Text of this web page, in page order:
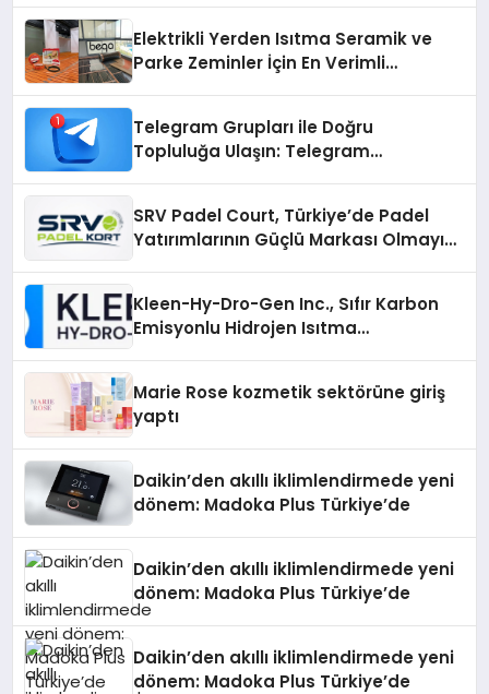
Elektrikli Yerden Isıtma Seramik ve
Parke Zeminler İçin En Verimli
Telegram Grupları ile Doğru
Topluluğa Ulaşın: Telegram
SRV Padel Court, Türkiye’de Padel
Yatırımlarının Güçlü Markası Olmayı
Kleen-Hy-Dro-Gen Inc., Sıfır Karbon
Emisyonlu Hidrojen Isıtma
Marie Rose kozmetik sektörüne giriş
yaptı
Daikin’den akıllı iklimlendirmede yeni
dönem: Madoka Plus Türkiye’de
Daikin’den akıllı iklimlendirmede yeni
dönem: Madoka Plus Türkiye’de
Daikin’den akıllı iklimlendirmede yeni
dönem: Madoka Plus Türkiye’de